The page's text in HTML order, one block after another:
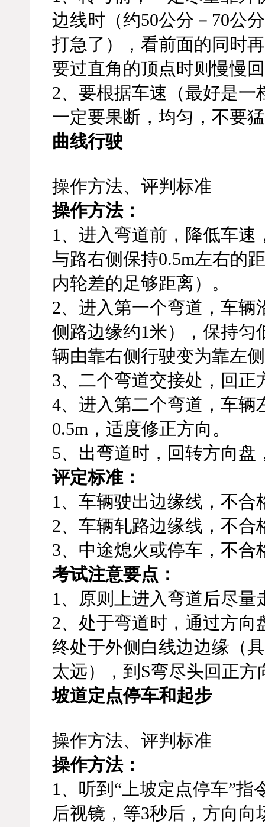
边线时（约50公分－70公
打急了），看前面的同时
要过直角的顶点时则慢慢
2、要根据车速（最好是
一定要果断，均匀，不要
曲线行驶
操作方法、评判标准
操作方法：
1、进入弯道前，降低车速
与路右侧保持0.5m左右的
内轮差的足够距离）。
2、进入第一个弯道，车
侧路边缘约1米），保持
辆由靠右侧行驶变为靠左
3、二个弯道交接处，回正
4、进入第二个弯道，车辆
0.5m，适度修正方向。
5、出弯道时，回转方向盘
评定标准：
1、车辆驶出边缘线，不合
2、车辆轧路边缘线，不合
3、中途熄火或停车，不合
考试注意要点：
1、原则上进入弯道后尽量
2、处于弯道时，通过方
终处于外侧白线边边缘（
太远），到S弯尽头回正方
坡道定点停车和起步
操作方法、评判标准
操作方法：
1、听到“上坡定点停车”
后视镜，等3秒后，方向向